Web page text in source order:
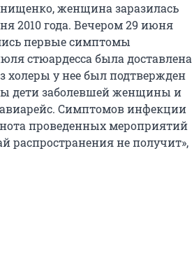
женщина заразилась
2010 года. Вечером 29 июня
первые симптомы
стюардесса была доставлена
холеры у нее был подтвержден
дети заболевшей женщины и
авиарейс. Симптомов инфекции
проведенных мероприятий
распространения не получит»,